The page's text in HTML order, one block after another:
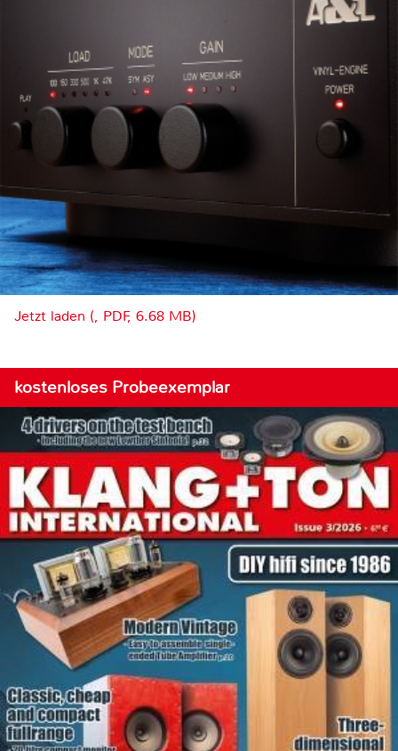
Jetzt laden (, PDF, 6.68 MB)
kostenloses Probeexemplar